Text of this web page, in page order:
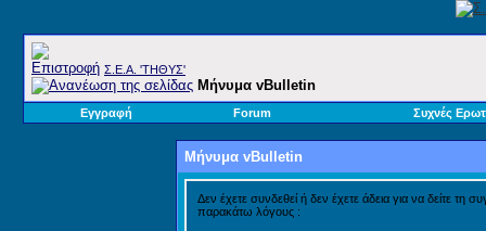
Σ.E.A. 'ΤΗΘΥΣ'
Μήνυμα vBulletin
Εγγραφή Forum Συχνές
Μήνυμα vBulletin
Δεν έχετε συνδεθεί ή δεν έχετε άδεια για να δείτε τη
παρακάτω λόγους :